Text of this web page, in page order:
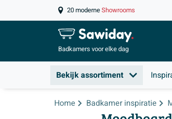
20 moderneShowrooms
Badkamers voor elke dag
Bekijk assortiment
Home Badkamer inspiratie